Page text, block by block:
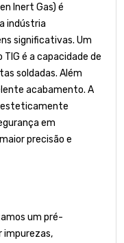
Inert Gas) é
indústria
significativas. Um
é a capacidade de
soldadas. Além
acabamento. A
esteticamente
em
precisão e
um pré-